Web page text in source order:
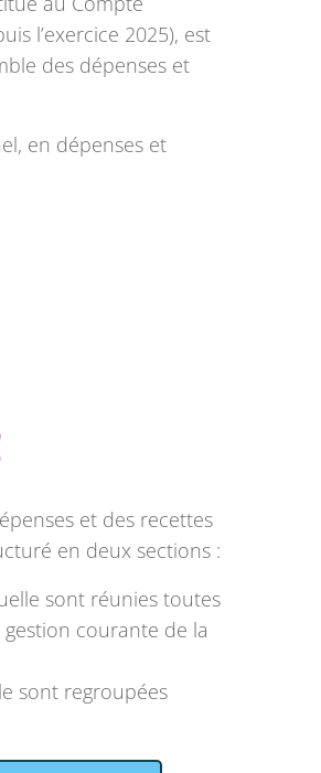
l’exercice 2025), est
des dépenses et
en dépenses et
et des recettes
en deux sections :
sont réunies toutes
courante de la
sont regroupées